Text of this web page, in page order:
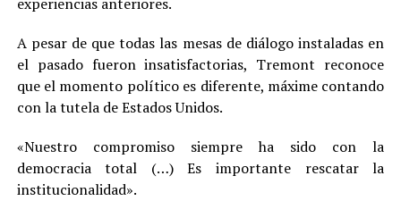
A pesar de que todas las mesas de diálogo instaladas en
el pasado fueron insatisfactorias, Tremont reconoce
que el momento político es diferente, máxime contando
con la tutela de Estados Unidos.
«Nuestro compromiso siempre ha sido con la
democracia total (…) Es importante rescatar la
institucionalidad».